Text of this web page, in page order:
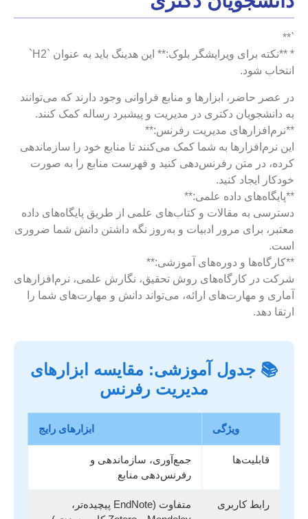
`**
* **نکته برای ویرایشگر بلوک:** این هدینگ باید به عنوان `H2`
انتخاب شود.
در عصر حاضر، ابزارها و منابع فراوانی وجود دارند که می‌توانند
به دانشجویان دکتری در مدیریت و پیشبرد رساله کمک کنند.
**نرم‌افزارهای مدیریت رفرنس:**
این نرم‌افزارها به شما کمک می‌کنند تا منابع خود را سازماندهی
کرده، در متن رفرنس‌دهی کنید و فهرست منابع را به صورت
خودکار ایجاد کنید.
**پایگاه‌های داده علمی:**
دسترسی به مقالات و کتاب‌های علمی از طریق پایگاه‌های داده
معتبر، برای مرور ادبیات و به‌روز نگه داشتن دانش شما ضروری
است.
**کارگاه‌ها و دوره‌های آموزشی:**
شرکت در کارگاه‌های روش تحقیق، نگارش علمی، نرم‌افزارهای
آماری و مهارت‌های ارائه، می‌تواند دانش و مهارت‌های شما را
ارتقا دهد.
📚 جدول آموزشی: مقایسه ابزارهای
مدیریت رفرنس
ویژگی ابزارهای رایج
قابلیت‌ها
جمع‌آوری، سازماندهی و
رفرنس‌دهی منابع
رابط کاربری
متفاوت (EndNote پیچیده‌تر،